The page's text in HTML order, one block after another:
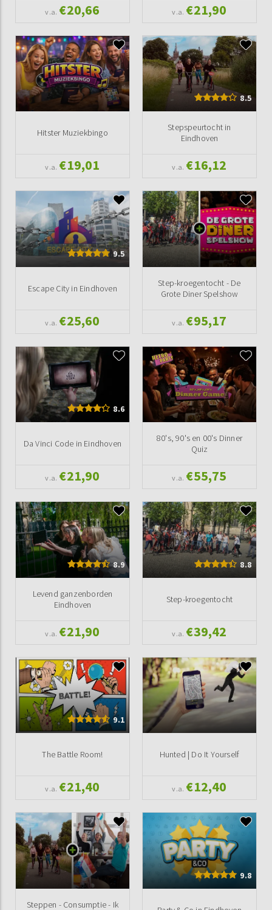
v.a. €20,66 v.a. €21,90
Hitster Muziekbingo
v.a. €19,01
8.5
Stepspeurtocht in
Eindhoven
v.a. €16,12
9.5
Escape City in Eindhoven
v.a. €25,60
Step-kroegentocht - De
Grote Diner Spelshow
v.a. €95,17
8.6
Da Vinci Code in Eindhoven
v.a. €21,90
80's, 90's en 00's Dinner
Quiz
v.a. €55,75
8.9
Levend ganzenborden
Eindhoven
v.a. €21,90
8.8
Step-kroegentocht
v.a. €39,42
9.1
The Battle Room!
v.a. €21,40
Hunted | Do It Yourself
v.a. €12,40
Steppen - Consumptie - Ik
9.8